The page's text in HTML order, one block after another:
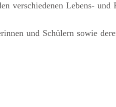
verschiedenen Lebens- und
und Schülern sowie